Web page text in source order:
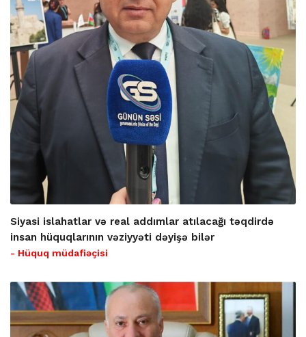
Siyasi islahatlar və real addımlar atılacağı təqdirdə
insan hüquqlarının vəziyyəti dəyişə bilər
- Hüquq müdafiəçisi